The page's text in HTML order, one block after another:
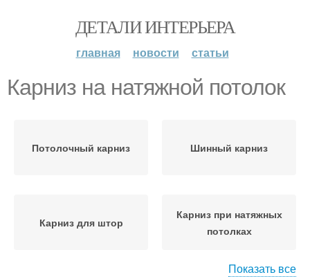
ДЕТАЛИ ИНТЕРЬЕРА
главная новости статьи
Карниз на натяжной потолок
Потолочный карниз Шинный карниз
Карниз для штор
Карниз при натяжных
потолках
Показать все